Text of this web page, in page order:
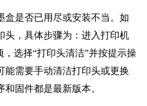
盒是否已用尽或安装不当。如
头，具体步骤为：进入打印机
，选择“打印头清洁”并按提示操
能需要手动清洁打印头或更换
固件都是最新版本。